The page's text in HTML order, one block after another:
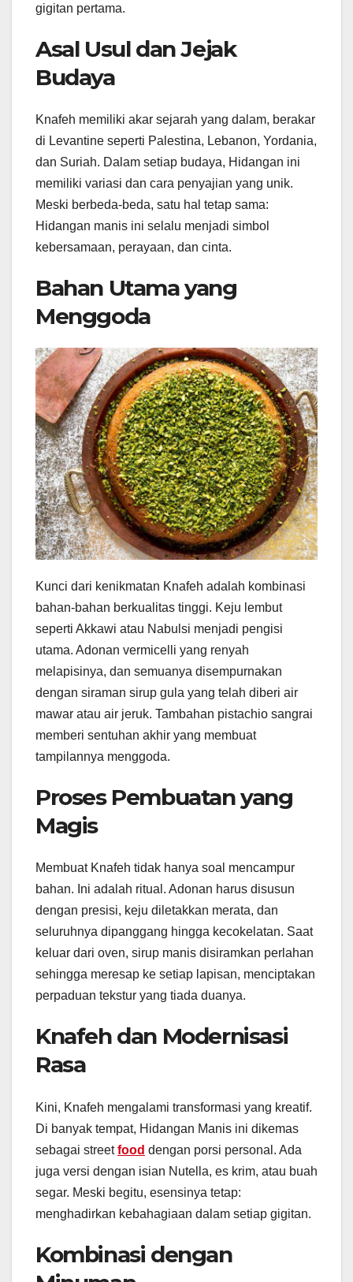
gigitan pertama.
Asal Usul dan Jejak
Budaya
Knafeh memiliki akar sejarah yang dalam, berakar
di Levantine seperti Palestina, Lebanon, Yordania,
dan Suriah. Dalam setiap budaya, Hidangan ini
memiliki variasi dan cara penyajian yang unik.
Meski berbeda-beda, satu hal tetap sama:
Hidangan manis ini selalu menjadi simbol
kebersamaan, perayaan, dan cinta.
Bahan Utama yang
Menggoda
Kunci dari kenikmatan Knafeh adalah kombinasi
bahan-bahan berkualitas tinggi. Keju lembut
seperti Akkawi atau Nabulsi menjadi pengisi
utama. Adonan vermicelli yang renyah
melapisinya, dan semuanya disempurnakan
dengan siraman sirup gula yang telah diberi air
mawar atau air jeruk. Tambahan pistachio sangrai
memberi sentuhan akhir yang membuat
tampilannya menggoda.
Proses Pembuatan yang
Magis
Membuat Knafeh tidak hanya soal mencampur
bahan. Ini adalah ritual. Adonan harus disusun
dengan presisi, keju diletakkan merata, dan
seluruhnya dipanggang hingga kecokelatan. Saat
keluar dari oven, sirup manis disiramkan perlahan
sehingga meresap ke setiap lapisan, menciptakan
perpaduan tekstur yang tiada duanya.
Knafeh dan Modernisasi
Rasa
Kini, Knafeh mengalami transformasi yang kreatif.
Di banyak tempat, Hidangan Manis ini dikemas
sebagai streetfood dengan porsi personal. Ada
juga versi dengan isian Nutella, es krim, atau buah
segar. Meski begitu, esensinya tetap:
menghadirkan kebahagiaan dalam setiap gigitan.
Kombinasi dengan